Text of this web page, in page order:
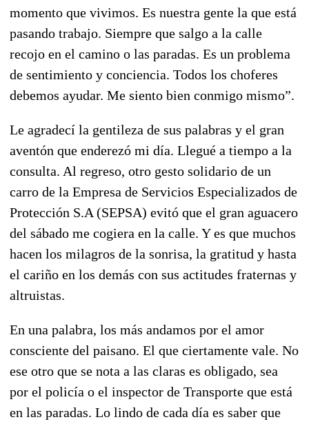
momento que vivimos. Es nuestra gente la que está
pasando trabajo. Siempre que salgo a la calle
recojo en el camino o las paradas. Es un problema
de sentimiento y conciencia. Todos los choferes
debemos ayudar. Me siento bien conmigo mismo”.
Le agradecí la gentileza de sus palabras y el gran
aventón que enderezó mi día. Llegué a tiempo a la
consulta. Al regreso, otro gesto solidario de un
carro de la Empresa de Servicios Especializados de
Protección S.A (SEPSA) evitó que el gran aguacero
del sábado me cogiera en la calle. Y es que muchos
hacen los milagros de la sonrisa, la gratitud y hasta
el cariño en los demás con sus actitudes fraternas y
altruistas.
En una palabra, los más andamos por el amor
consciente del paisano. El que ciertamente vale. No
ese otro que se nota a las claras es obligado, sea
por el policía o el inspector de Transporte que está
en las paradas. Lo lindo de cada día es saber que